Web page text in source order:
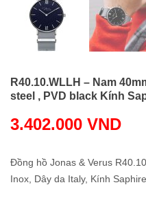
R40.10.WLLH – Nam
steel , PVD black Kính
3.402.000 VND
Đồng hồ Jonas & Verus
Inox, Dây da Italy, Kính